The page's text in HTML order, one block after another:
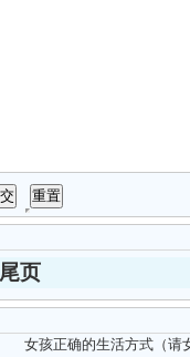
尾页
女孩正确的生活方式（请